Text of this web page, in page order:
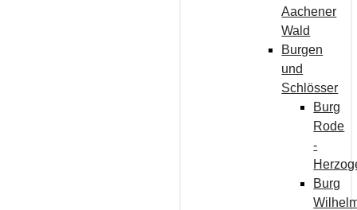
Aachener
Wald
Burgen
und
Schlösser
Burg
Rode
-
Burg